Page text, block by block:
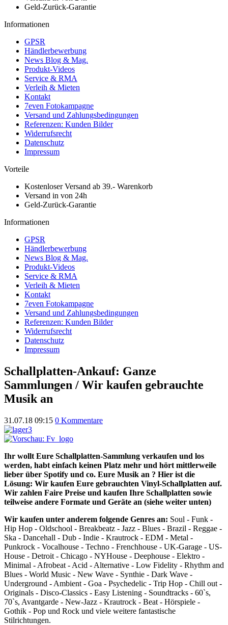
Geld-Zurück-Garantie
Informationen
GPSR
Händlerbewerbung
News Blog & Mag.
Produkt-Videos
Service & RMA
Verleih & Mieten
Kontakt
7even Fotokampagne
Versand und Zahlungsbedingungen
Referenzen: Kunden Bilder
Widerrufsrecht
Datenschutz
Impressum
Vorteile
Kostenloser Versand ab 39.- Warenkorb
Versand in von 24h
Geld-Zurück-Garantie
Informationen
GPSR
Händlerbewerbung
News Blog & Mag.
Produkt-Videos
Service & RMA
Verleih & Mieten
Kontakt
7even Fotokampagne
Versand und Zahlungsbedingungen
Referenzen: Kunden Bilder
Widerrufsrecht
Datenschutz
Impressum
Schallplatten-Ankauf: Ganze
Sammlungen / Wir kaufen gebrauchte
Musik an
31.07.18 09:15 0 Kommentare
Ihr wollt Eure Schallplatten-Sammlung verkaufen und los
werden, habt einfach keinen Platz mehr und hört mittlerweile
lieber über Spotify und co. Eure Musik an ? Hier ist die
Lösung: Wir kaufen Eure gebrauchten Vinyl-Schallplatten auf.
Wir zahlen Faire Preise und kaufen Ihre Schallplatten sowie
teilweise andere Formate und Geräte an (siehe weiter unten)
Wir kaufen unter anderem folgende Genres an: Soul - Funk -
Hip Hop - Oldschool - Breakbeatz - Jazz - Blues - Brazil - Reggae -
Ska - Dancehall - Dub - Indie - Krautrock - EDM - Metal -
Punkrock - Vocalhouse - Techno - Frenchhouse - UK-Garage - US-
House - Detroit - Chicago - NYHouse - Deephouse - Elektro -
Minimal - Afrobeat - Acid - Alternative - Low Fidelity - Rhythm and
Blues - World Music - New Wave - Synthie - Dark Wave -
Underground - Ambient - Goa - Psychedelic - Trip Hop - Chill out -
Originals - Disco-Classics - Easy Listening - Soundtracks - 60`s,
70`s, Avantgarde - New-Jazz - Krautrock - Beat - Hörspiele -
Gothik - Pop und Rock und viele weitere fantastische
Stilrichtungen.